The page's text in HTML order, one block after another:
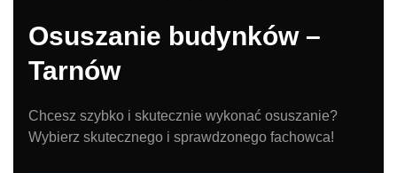
Osuszanie budynków –
Tarnów
Chcesz szybko i skutecznie wykonać osuszanie?
Wybierz skutecznego i sprawdzonego fachowca!